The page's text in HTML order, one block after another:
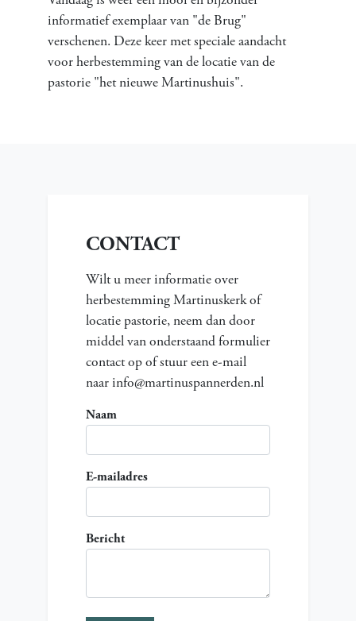
informatief exemplaar van "de Brug"
verschenen. Deze keer met speciale aandacht
voor herbestemming van de locatie van de
pastorie "het nieuwe Martinushuis".
CONTACT
Wilt u meer informatie over
herbestemming Martinuskerk of
locatie pastorie, neem dan door
middel van onderstaand formulier
contact op of stuur een e-mail
naarinfo@martinuspannerden.nl
Naam
E-mailadres
Bericht